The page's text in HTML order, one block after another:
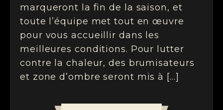
marqueront la fin de la saison, et
toute l’équipe met tout en œuvre
pour vous accueillir dans les
meilleures conditions. Pour lutter
contre la chaleur, des brumisateurs
et zone d’ombre seront mis à […]